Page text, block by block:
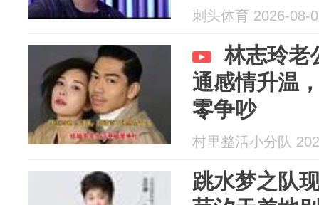
刺头体育 2026-08-
林志玲老
通感情升温
零争吵
村里整活小分队
跳水梦之队